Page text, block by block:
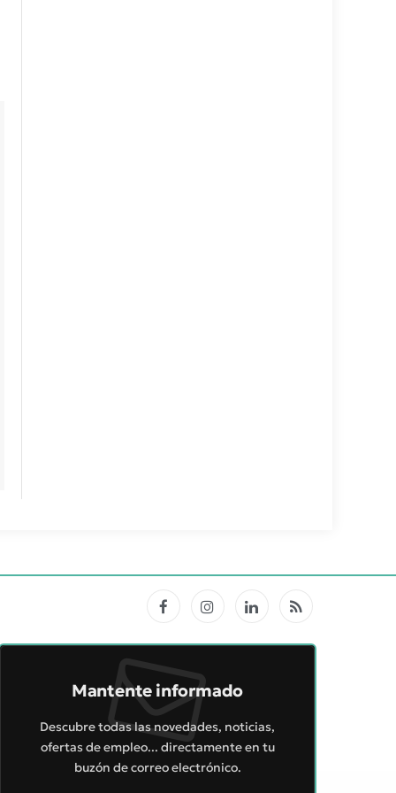
FacebookInstagramLinkedInRSS
Mantente informado
Descubre todas las novedades, noticias,
ofertas de empleo... directamente en tu
buzón de correo electrónico.